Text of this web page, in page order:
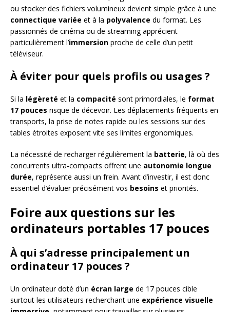
ou stocker des fichiers volumineux devient simple grâce à une
connectique variée et à la polyvalence du format. Les
passionnés de cinéma ou de streaming apprécient
particulièrement l’immersion proche de celle d’un petit
téléviseur.
À éviter pour quels profils ou usages ?
Si la légèreté et la compacité sont primordiales, le format
17 pouces risque de décevoir. Les déplacements fréquents en
transports, la prise de notes rapide ou les sessions sur des
tables étroites exposent vite ses limites ergonomiques.
La nécessité de recharger régulièrement la batterie, là où des
concurrents ultra-compacts offrent une autonomie longue
durée, représente aussi un frein. Avant d’investir, il est donc
essentiel d’évaluer précisément vos besoins et priorités.
Foire aux questions sur les
ordinateurs portables 17 pouces
À qui s’adresse principalement un
ordinateur 17 pouces ?
Un ordinateur doté d’un écran large de 17 pouces cible
surtout les utilisateurs recherchant une expérience visuelle